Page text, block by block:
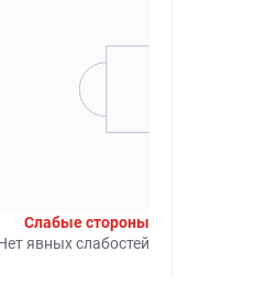
Слабые стороны
явных слабостей